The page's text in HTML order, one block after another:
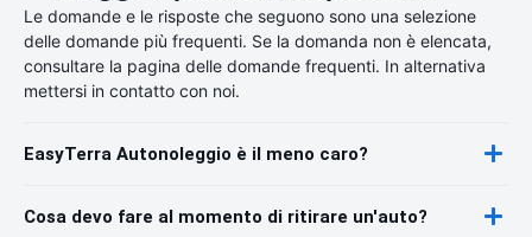
Le domande e le risposte che seguono sono una selezione
delle domande più frequenti. Se la domanda non è elencata,
consultare la pagina delle domande frequenti. In alternativa
mettersi in contatto con noi.
EasyTerra Autonoleggio è il meno caro?
Cosa devo fare al momento di ritirare un'auto?